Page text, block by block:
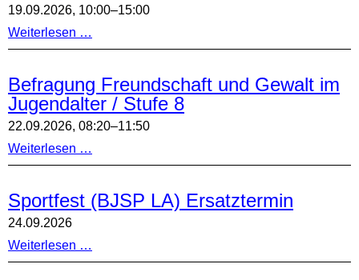
19.09.2026, 10:00–15:00
Weiterlesen …
/
Alle
sind
herzlich
zu
des
MPGs
Brettspiel-
AG
Befragung Freundschaft und Gewalt im
Jugendalter / Stufe 8
22.09.2026, 08:20–11:50
Weiterlesen …
im
Jugendalter
8
Sportfest (BJSP LA) Ersatztermin
24.09.2026
Weiterlesen …